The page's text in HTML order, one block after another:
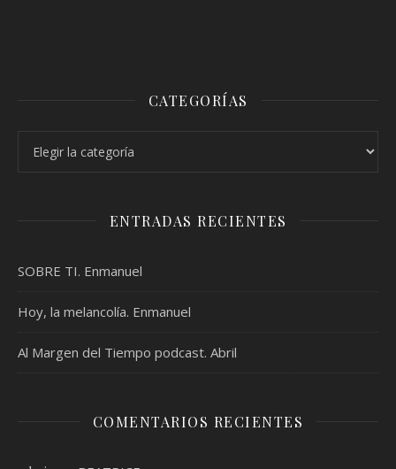
CATEGORÍAS
ENTRADAS RECIENTES
SOBRE TI. Enmanuel
Hoy, la melancolía. Enmanuel
Al Margen del Tiempo podcast. Abril
COMENTARIOS RECIENTES